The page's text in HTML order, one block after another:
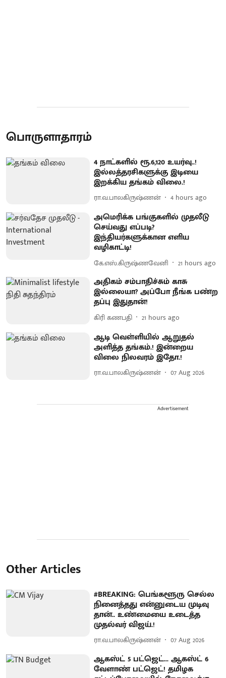
பொருளாதாரம்
4 நாட்களில் ரூ.6,120 உயர்வு..!
இல்லத்தரசிகளுக்கு இடியை
இறக்கிய தங்கம் விலை.!
ரா.வ.பாலகிருஷ்ணன் 4 hours ago
அமெரிக்க பங்குகளில் முதலீடு
செய்வது எப்படி?
இந்தியர்களுக்கான எளிய
வழிகாட்டி!
கே.எஸ்.கிருஷ்ணவேனி 21 hours ago
அதிகம் சம்பாதிச்சும் காசு
இல்லையா? அப்போ நீங்க பண்ற
தப்பு இதுதான்!
கிரி கணபதி 21 hours ago
ஆடி வெள்ளியில் ஆறுதல்
அளித்த தங்கம்.! இன்றைய
விலை நிலவரம் இதோ.!
ரா.வ.பாலகிருஷ்ணன் 07 Aug 2026
Advertisement
Other Articles
#BREAKING: பெங்களூரு செல்ல
நினைத்தது என்னுடைய முடிவு
தான்.. உண்மையை உடைத்த
முதல்வர் விஜய்.!
ரா.வ.பாலகிருஷ்ணன் 07 Aug 2026
ஆகஸ்ட் 5 பட்ஜெட்... ஆகஸ்ட் 6
வேளாண் பட்ஜெட்! தமிழக